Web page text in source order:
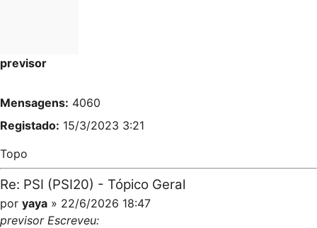
previsor
Mensagens: 4060
Registado: 15/3/2023 3:21
Topo
Re: PSI (PSI20) - Tópico Geral
por yaya » 22/6/2026 18:47
previsor Escreveu: